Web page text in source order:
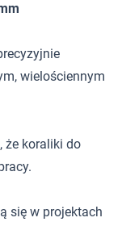
wielościennym
że koraliki do
się w projektach